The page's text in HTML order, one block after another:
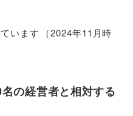
います （2024年11月時
の経営者と相対する